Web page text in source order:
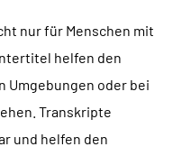
nur für Menschen mit
helfen den
Umgebungen oder bei
Transkripte
und helfen den